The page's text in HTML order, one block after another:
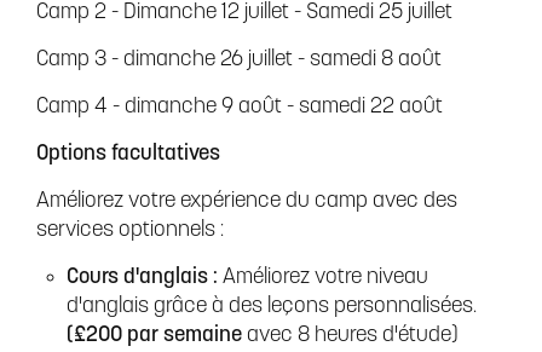
Camp 2 - Dimanche 12 juillet - Samedi 25 juillet
Camp 3 - dimanche 26 juillet - samedi 8 août
Camp 4 - dimanche 9 août - samedi 22 août
Options facultatives
Améliorez votre expérience du camp avec des
services optionnels :
Cours d'anglais : Améliorez votre niveau
d'anglais grâce à des leçons personnalisées.
(£200 par semaine avec 8 heures d'étude)